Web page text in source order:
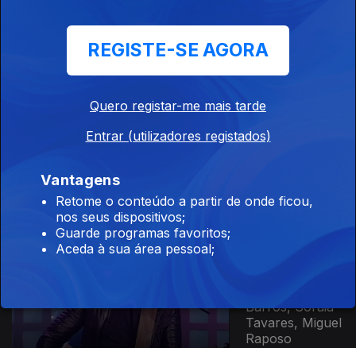
Adriano...
Jorge Palma,
Bastos, Nel
Cláudia...
Barros, Soraia
Tavares, Miguel
Raposo
REGISTE-SE AGORA
Quero registar-me mais tarde
Entrar (utilizadores registados)
Vantagens
Retome o conteúdo a partir de onde ficou,
nos seus dispositivos;
Guarde programas favoritos;
Aceda à sua área pessoal;